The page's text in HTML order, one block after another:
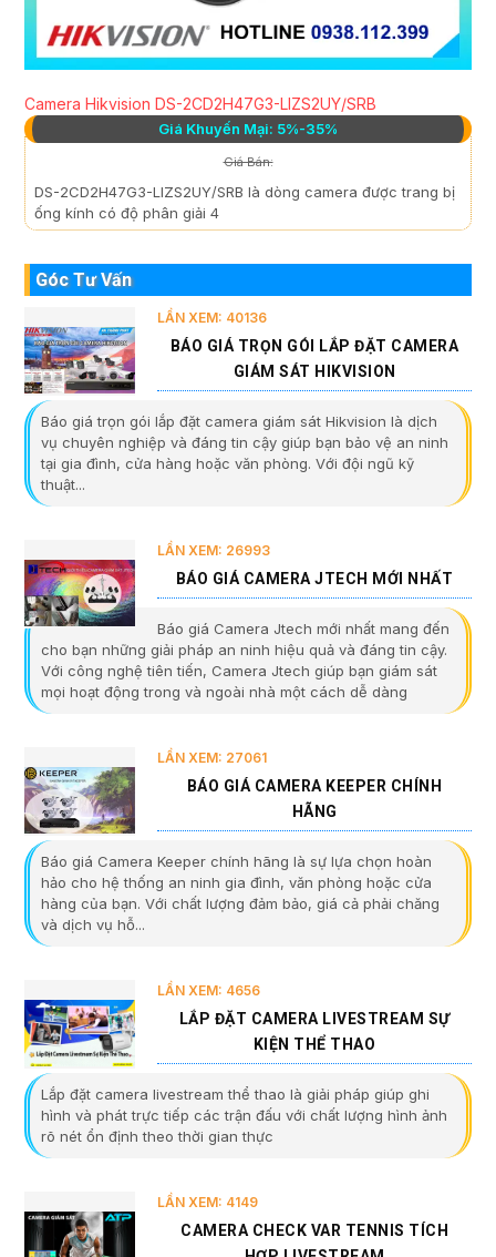
Camera Hikvision DS-2CD2H47G3-LIZS2UY/SRB
Giá Khuyến Mại: 5%-35%
Giá Bán:
DS-2CD2H47G3-LIZS2UY/SRB là dòng camera được trang bị
ống kính có độ phân giải 4
Góc Tư Vấn
LẦN XEM: 40136
BÁO GIÁ TRỌN GÓI LẮP ĐẶT CAMERA
GIÁM SÁT HIKVISION
Báo giá trọn gói lắp đặt camera giám sát Hikvision là dịch
vụ chuyên nghiệp và đáng tin cậy giúp bạn bảo vệ an ninh
tại gia đình, cửa hàng hoặc văn phòng. Với đội ngũ kỹ
thuật...
LẦN XEM: 26993
BÁO GIÁ CAMERA JTECH MỚI NHẤT
Báo giá Camera Jtech mới nhất mang đến
cho bạn những giải pháp an ninh hiệu quả và đáng tin cậy.
Với công nghệ tiên tiến, Camera Jtech giúp bạn giám sát
mọi hoạt động trong và ngoài nhà một cách dễ dàng
LẦN XEM: 27061
BÁO GIÁ CAMERA KEEPER CHÍNH
HÃNG
Báo giá Camera Keeper chính hãng là sự lựa chọn hoàn
hảo cho hệ thống an ninh gia đình, văn phòng hoặc cửa
hàng của bạn. Với chất lượng đảm bảo, giá cả phải chăng
và dịch vụ hỗ...
LẦN XEM: 4656
LẮP ĐẶT CAMERA LIVESTREAM SỰ
KIỆN THỂ THAO
Lắp đặt camera livestream thể thao là giải pháp giúp ghi
hình và phát trực tiếp các trận đấu với chất lượng hình ảnh
rõ nét ổn định theo thời gian thực
LẦN XEM: 4149
CAMERA CHECK VAR TENNIS TÍCH